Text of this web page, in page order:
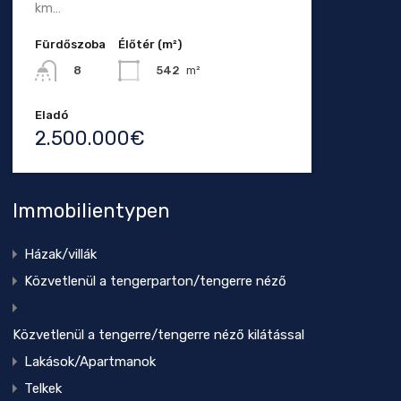
km…
Fürdőszoba
8
Élőtér (m²)
542 m²
Eladó
2.500.000€
Immobilientypen
Házak/villák
Közvetlenül a tengerparton/tengerre néző
Közvetlenül a tengerre/tengerre néző kilátással
Lakások/Apartmanok
Telkek